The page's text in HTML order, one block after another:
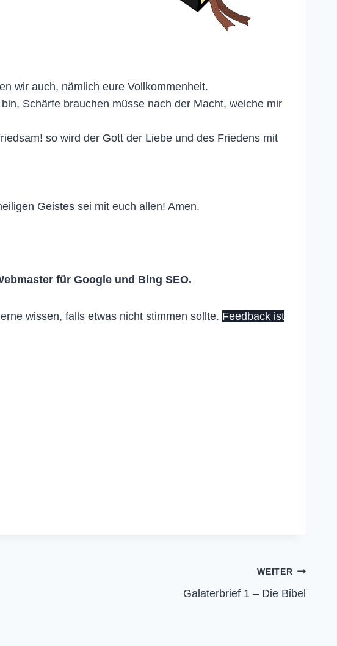
wir auch, nämlich eure Vollkommenheit.
Schärfe brauchen müsse nach der Macht, welche mir
so wird der Gott der Liebe und des Friedens mit
Geistes sei mit euch allen! Amen.
für Google und Bing SEO.
wissen, falls etwas nicht stimmen sollte. Feedback ist
WEITER
Galaterbrief 1 – Die Bibel